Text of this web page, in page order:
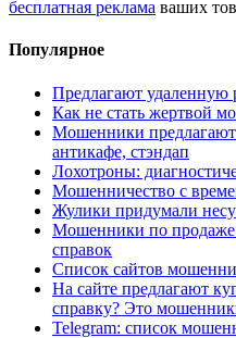
бесплатная реклама ваших
Популярное
Предлагают удаленную
Как не стать жертвой
Мошенники предлагают
антикафе, стэндап
Лохотроны:
Мошенничество с
Жулики придумали
Мошенники по
справок
Список сайтов
На сайте предлагают
справку? Это
Telegram: список